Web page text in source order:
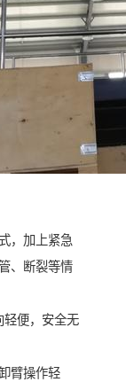
，加上紧急
、断裂等情
轻便，安全无
臂操作轻